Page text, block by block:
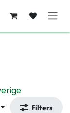
Filters